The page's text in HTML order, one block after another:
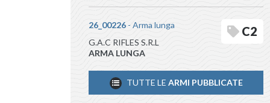
26_00226 - Arma lunga
G.A.C RIFLES S.R.L
ARMA LUNGA
C2
TUTTE LE ARMI PUBBLICATE